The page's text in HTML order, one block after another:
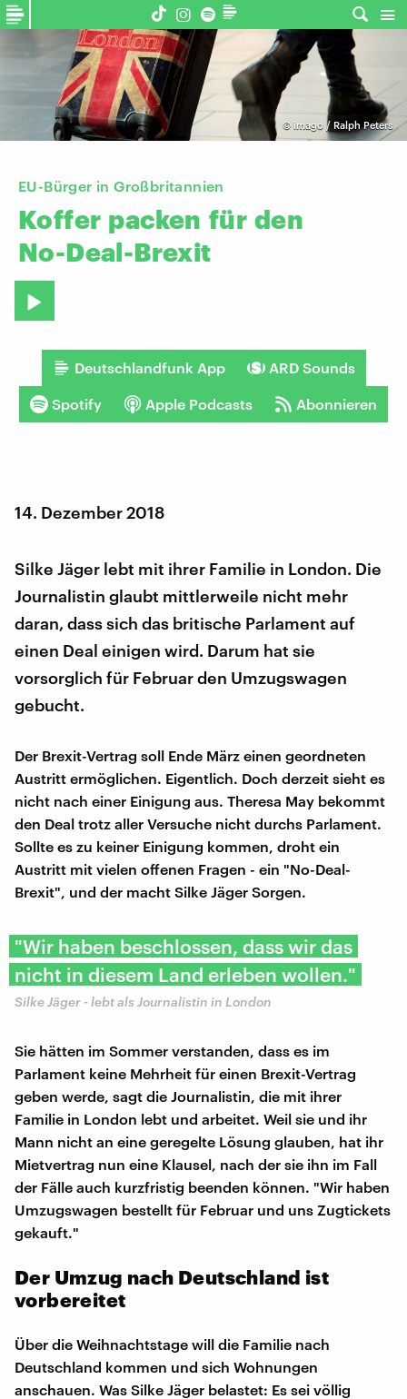
© imago / Ralph Peters
EU-Bürger in Großbritannien
Koffer packen für den
No-Deal-Brexit
Deutschlandfunk App ARD Sounds
Spotify Apple Podcasts Abonnieren
14. Dezember 2018
Silke Jäger lebt mit ihrer Familie in London. Die
Journalistin glaubt mittlerweile nicht mehr
daran, dass sich das britische Parlament auf
einen Deal einigen wird. Darum hat sie
vorsorglich für Februar den Umzugswagen
gebucht.
Der Brexit-Vertrag soll Ende März einen geordneten
Austritt ermöglichen. Eigentlich. Doch derzeit sieht es
nicht nach einer Einigung aus. Theresa May bekommt
den Deal trotz aller Versuche nicht durchs Parlament.
Sollte es zu keiner Einigung kommen, droht ein
Austritt mit vielen offenen Fragen - ein "No-Deal-
Brexit", und der macht Silke Jäger Sorgen.
"Wir haben beschlossen, dass wir das
nicht in diesem Land erleben wollen."
Silke Jäger - lebt als Journalistin in London
Sie hätten im Sommer verstanden, dass es im
Parlament keine Mehrheit für einen Brexit-Vertrag
geben werde, sagt die Journalistin, die mit ihrer
Familie in London lebt und arbeitet. Weil sie und ihr
Mann nicht an eine geregelte Lösung glauben, hat ihr
Mietvertrag nun eine Klausel, nach der sie ihn im Fall
der Fälle auch kurzfristig beenden können. "Wir haben
Umzugswagen bestellt für Februar und uns Zugtickets
gekauft."
Der Umzug nach Deutschland ist
vorbereitet
Über die Weihnachtstage will die Familie nach
Deutschland kommen und sich Wohnungen
anschauen. Was Silke Jäger belastet: Es sei völlig